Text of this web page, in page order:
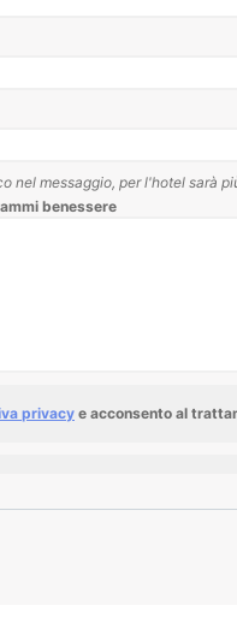
nel messaggio, per l'hotel sarà
benessere
privacy e acconsento al